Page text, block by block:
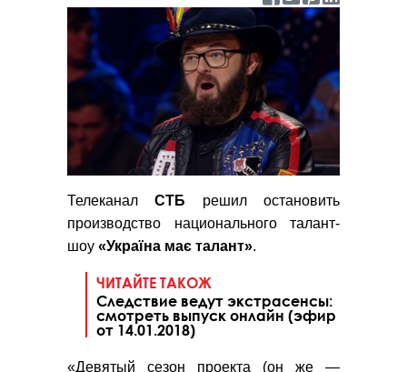
ТелеканалСТБ решил остановить
производство национального талант-
шоу «Україна має талант».
ЧИТАЙТЕ ТАКОЖ
Следствие ведут экстрасенсы:
смотреть выпуск онлайн (эфир
от 14.01.2018)
«Девятый сезон проекта (он же —